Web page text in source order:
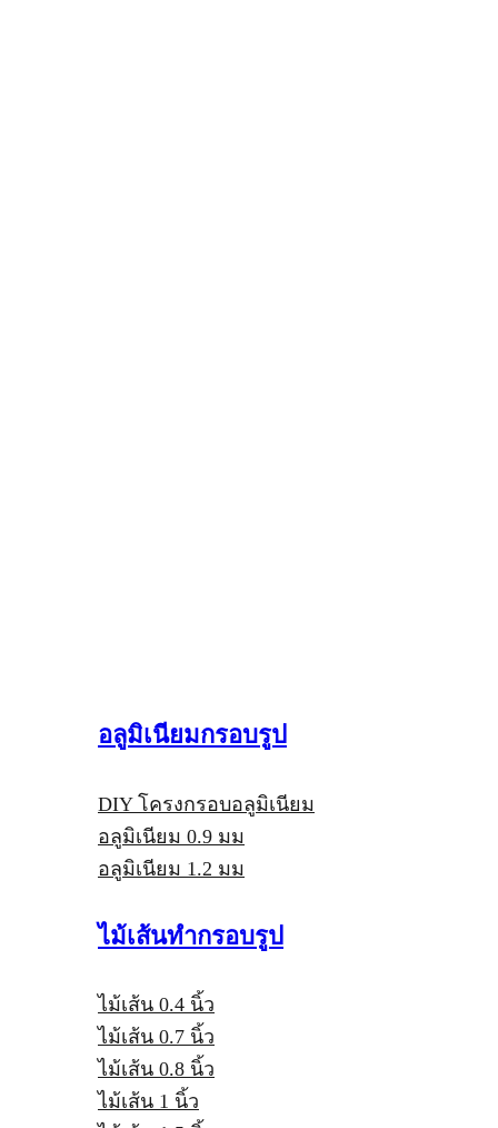
อลูมิเนียมกรอบรูป
DIY โครงกรอบอลูมิเนียม
อลูมิเนียม 0.9 มม
อลูมิเนียม 1.2 มม
ไม้เส้นทำกรอบรูป
ไม้เส้น 0.4 นิ้ว
ไม้เส้น 0.7 นิ้ว
ไม้เส้น 0.8 นิ้ว
ไม้เส้น 1 นิ้ว